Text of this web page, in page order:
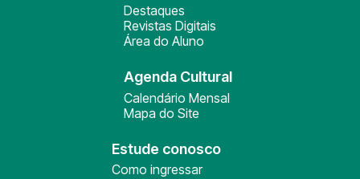
Destaques
Revistas Digitais
Área do Aluno
Agenda Cultural
Calendário Mensal
Mapa do Site
Estude conosco
Como ingressar